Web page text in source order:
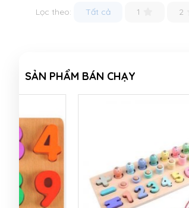
Lọc theo: Tất cả 1 2
SẢN PHẨM BÁN CHẠY